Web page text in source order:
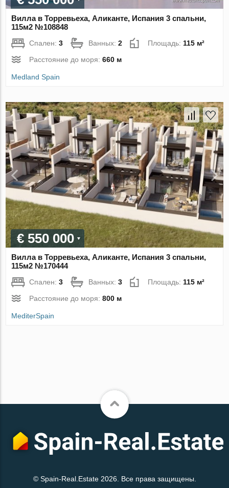
Вилла в Торревьеха, Аликанте, Испания 3 спальни,
115м2 №108848
Спален:3 Ванных:2 Площадь: 115 м²
Расстояние до моря:660 м
Medland Spain
€ 550 000
Вилла в Торревьеха, Аликанте, Испания 3 спальни,
115м2 №170444
Спален:3 Ванных:3 Площадь: 115 м²
Расстояние до моря:800 м
MediterSpain
© Spain-Real.Estate 2026. Все права защищены.